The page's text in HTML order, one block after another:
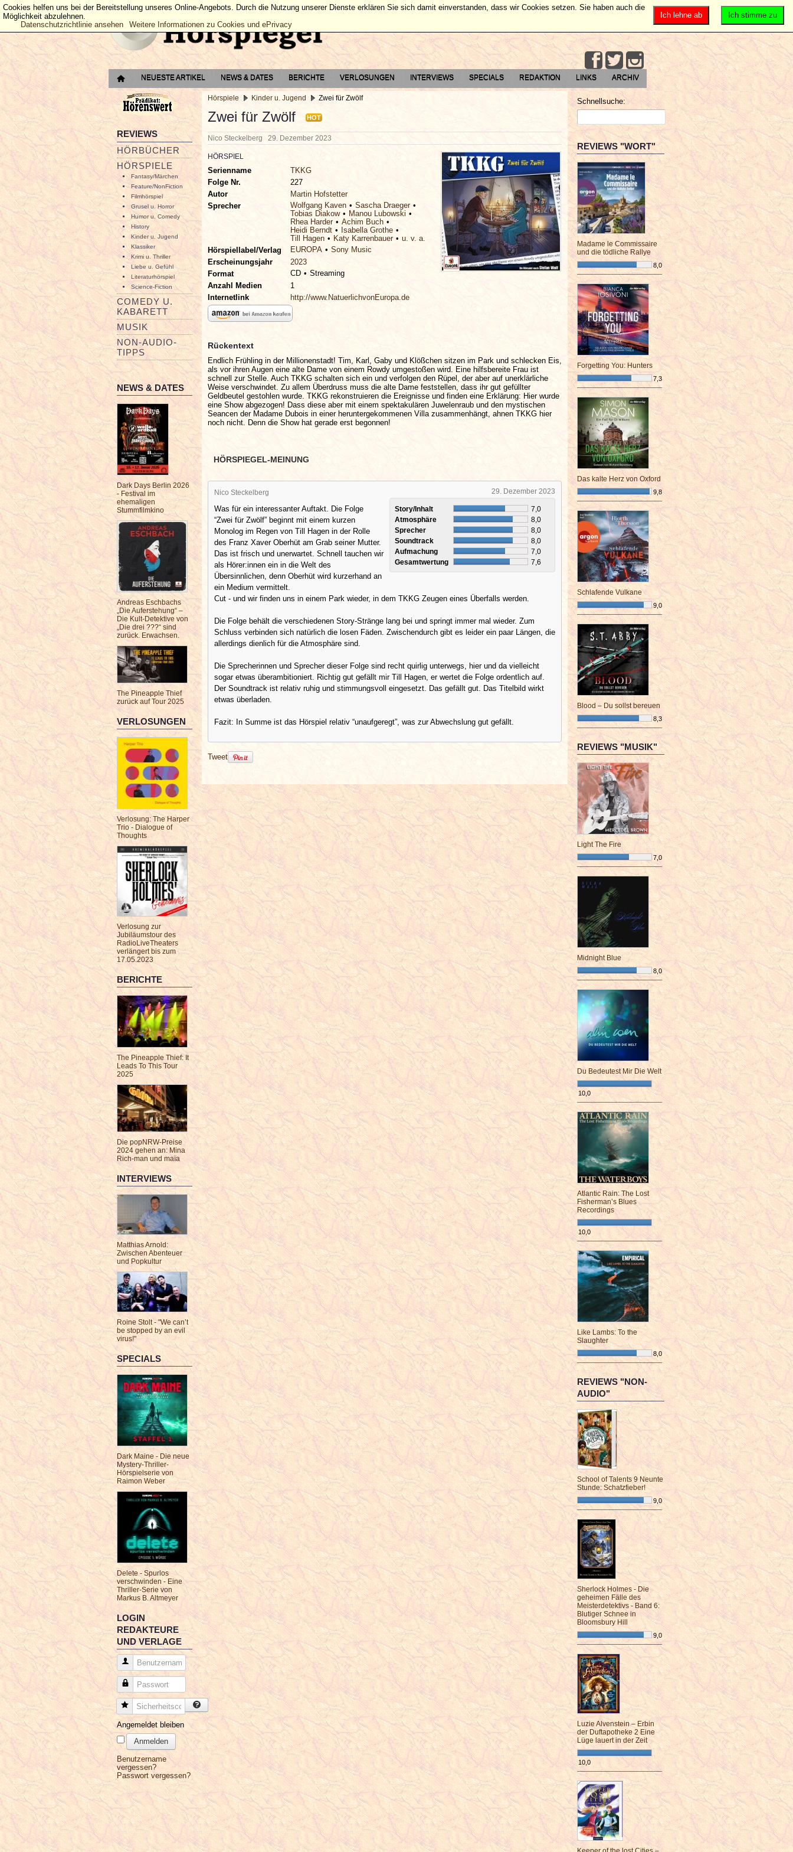
NEUESTE ARTIKEL NEWS & DATES BERICHTE VERLOSUNGEN INTERVIEWS SPECIALS REDAKTION LINKS ARCHIV
REVIEWS
HÖRBÜCHER
HÖRSPIELE
Fantasy/Märchen
Feature/NonFiction
Filmhörspiel
Grusel u. Horror
Humor u. Comedy
History
Kinder u. Jugend
Klassiker
Krimi u. Thriller
Liebe u. Gefühl
Literaturhörspiel
Science-Fiction
COMEDY U.
KABARETT
MUSIK
NON-AUDIO-
TIPPS
NEWS & DATES
Dark Days Berlin 2026
- Festival im
ehemaligen
Stummfilmkino
Andreas Eschbachs
„Die Auferstehung“ –
Die Kult-Detektive von
„Die drei ???“ sind
zurück. Erwachsen.
The Pineapple Thief
zurück auf Tour 2025
VERLOSUNGEN
Verlosung: The Harper
Trio - Dialogue of
Thoughts
Verlosung zur
Jubiläumstour des
RadioLiveTheaters
verlängert bis zum
17.05.2023
BERICHTE
The Pineapple Thief: It
Leads To This Tour
2025
Die popNRW-Preise
2024 gehen an: Mina
Rich-man und maïa
INTERVIEWS
Matthias Arnold:
Zwischen Abenteuer
und Popkultur
Roine Stolt - "We can’t
be stopped by an evil
virus!"
SPECIALS
Dark Maine - Die neue
Mystery-Thriller-
Hörspielserie von
Raimon Weber
Delete - Spurlos
verschwinden - Eine
Thriller-Serie von
Markus B. Altmeyer
LOGIN
REDAKTEURE
UND VERLAGE
Benutzername
Passwort
Sicherheitscode
Angemeldet bleiben
Anmelden
Benutzername
vergessen?
Passwort vergessen?
Hörspiele Kinder u. Jugend Zwei für Zwölf
Zwei für Zwölf HOT
Nico Steckelberg 29. Dezember 2023
HÖRSPIEL
Serienname
TKKG
Folge Nr.
227
Autor
Martin Hofstetter
Sprecher
Wolfgang Kaven
Sascha Draeger
Tobias Diakow
Manou Lubowski
Rhea Harder
Achim Buch
Heidi Berndt
Isabella Grothe
Till Hagen
Katy Karrenbauer
u. v. a.
Hörspiellabel/Verlag
EUROPA
Sony Music
Erscheinungsjahr
2023
Format
CD
Streaming
Anzahl Medien
1
Internetlink
http://www.NatuerlichvonEuropa.de
Rückentext
Endlich Frühling in der Millionenstadt! Tim, Karl, Gaby und Klößchen sitzen im Park und schlecken Eis,
als vor ihren Augen eine alte Dame von einem Rowdy umgestoßen wird. Eine hilfsbereite Frau ist
schnell zur Stelle. Auch TKKG schalten sich ein und verfolgen den Rüpel, der aber auf unerklärliche
Weise verschwindet. Zu allem Überdruss muss die alte Dame feststellen, dass ihr gut gefüllter
Geldbeutel gestohlen wurde. TKKG rekonstruieren die Ereignisse und finden eine Erklärung: Hier wurde
eine Show abgezogen! Dass diese aber mit einem spektakulären Juwelenraub und den mystischen
Seancen der Madame Dubois in einer heruntergekommenen Villa zusammenhängt, ahnen TKKG hier
noch nicht. Denn die Show hat gerade erst begonnen!
HÖRSPIEGEL-MEINUNG
29. Dezember 2023
Nico Steckelberg
Story/Inhalt
7,0
Atmosphäre
8,0
Sprecher
8,0
Soundtrack
8,0
Aufmachung
7,0
Gesamtwertung
7,6
Was für ein interessanter Auftakt. Die Folge
“Zwei für Zwölf” beginnt mit einem kurzen
Monolog im Regen von Till Hagen in der Rolle
des Franz Xaver Oberhüt am Grab seiner Mutter.
Das ist frisch und unerwartet. Schnell tauchen wir
als Hörer:innen ein in die Welt des
Übersinnlichen, denn Oberhüt wird kurzerhand an
ein Medium vermittelt.
Cut - und wir finden uns in einem Park wieder, in dem TKKG Zeugen eines Überfalls werden.
Die Folge behält die verschiedenen Story-Stränge lang bei und springt immer mal wieder. Zum
Schluss verbinden sich natürlich die losen Fäden. Zwischendurch gibt es leider ein paar Längen, die
allerdings dienlich für die Atmosphäre sind.
Die Sprecherinnen und Sprecher dieser Folge sind recht quirlig unterwegs, hier und da vielleicht
sogar etwas überambitioniert. Richtig gut gefällt mir Till Hagen, er wertet die Folge ordentlich auf.
Der Soundtrack ist relativ ruhig und stimmungsvoll eingesetzt. Das gefällt gut. Das Titelbild wirkt
etwas überladen.
Fazit: In Summe ist das Hörspiel relativ “unaufgeregt”, was zur Abwechslung gut gefällt.
Tweet
Schnellsuche:
REVIEWS "WORT"
Madame le Commissaire
und die tödliche Rallye
8,0
¯¯¯¯¯¯¯¯¯¯¯¯¯¯¯¯¯¯¯¯¯¯¯¯
Forgetting You: Hunters
7,3
¯¯¯¯¯¯¯¯¯¯¯¯¯¯¯¯¯¯¯¯¯¯¯¯
Das kalte Herz von Oxford
9,8
¯¯¯¯¯¯¯¯¯¯¯¯¯¯¯¯¯¯¯¯¯¯¯¯
Schlafende Vulkane
9,0
¯¯¯¯¯¯¯¯¯¯¯¯¯¯¯¯¯¯¯¯¯¯¯¯
Blood – Du sollst bereuen
8,3
¯¯¯¯¯¯¯¯¯¯¯¯¯¯¯¯¯¯¯¯¯¯¯¯
REVIEWS "MUSIK"
Light The Fire
7,0
¯¯¯¯¯¯¯¯¯¯¯¯¯¯¯¯¯¯¯¯¯¯¯¯
Midnight Blue
8,0
¯¯¯¯¯¯¯¯¯¯¯¯¯¯¯¯¯¯¯¯¯¯¯¯
Du Bedeutest Mir Die Welt
10,0
¯¯¯¯¯¯¯¯¯¯¯¯¯¯¯¯¯¯¯¯¯¯¯¯
Atlantic Rain: The Lost
Fisherman’s Blues
Recordings
10,0
¯¯¯¯¯¯¯¯¯¯¯¯¯¯¯¯¯¯¯¯¯¯¯¯
Like Lambs: To the
Slaughter
8,0
¯¯¯¯¯¯¯¯¯¯¯¯¯¯¯¯¯¯¯¯¯¯¯¯
REVIEWS "NON-
AUDIO"
School of Talents 9 Neunte
Stunde: Schatzfieber!
9,0
¯¯¯¯¯¯¯¯¯¯¯¯¯¯¯¯¯¯¯¯¯¯¯¯
Sherlock Holmes - Die
geheimen Fälle des
Meisterdetektivs - Band 6:
Blutiger Schnee in
Bloomsbury Hill
9,0
¯¯¯¯¯¯¯¯¯¯¯¯¯¯¯¯¯¯¯¯¯¯¯¯
Luzie Alvenstein – Erbin
der Duftapotheke 2 Eine
Lüge lauert in der Zeit
10,0
¯¯¯¯¯¯¯¯¯¯¯¯¯¯¯¯¯¯¯¯¯¯¯¯
Ich stimme zu
Ich lehne ab
Cookies helfen uns bei der Bereitstellung unseres Online-Angebots. Durch die Nutzung unserer Dienste erklären Sie sich damit einverstanden, dass wir Cookies setzen. Sie haben auch die
Möglichkeit abzulehnen.
Datenschutzrichtlinie ansehen
Weitere Informationen zu Cookies und ePrivacy